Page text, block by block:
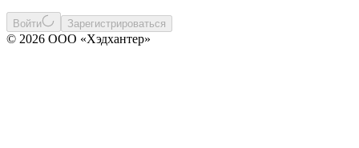
Войти Зарегистрироваться
© 2026 ООО «Хэдхантер»